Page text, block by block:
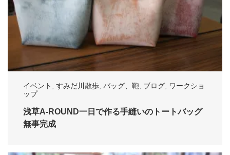
イベント すみだ川散歩 バッグ、鞄 ブログ
ワークショ
ップ
浅草A-ROUND一日で作る手縫いのトートバッグ
無事完成